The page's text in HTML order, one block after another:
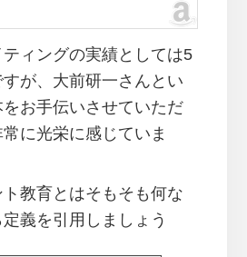
ィングの実績としては5
が、大前研一さんとい
お手伝いさせていただ
に光栄に感じていま
教育とはそもそも何な
義を引用しましょう